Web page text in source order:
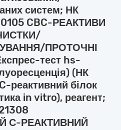
систем; НК
CBC-РЕАКТИВИ
ПРОТОЧНІ
тест hs-
(НК
реактивний білок
in vitro), реагент;
С-РЕАКТИВНИЙ